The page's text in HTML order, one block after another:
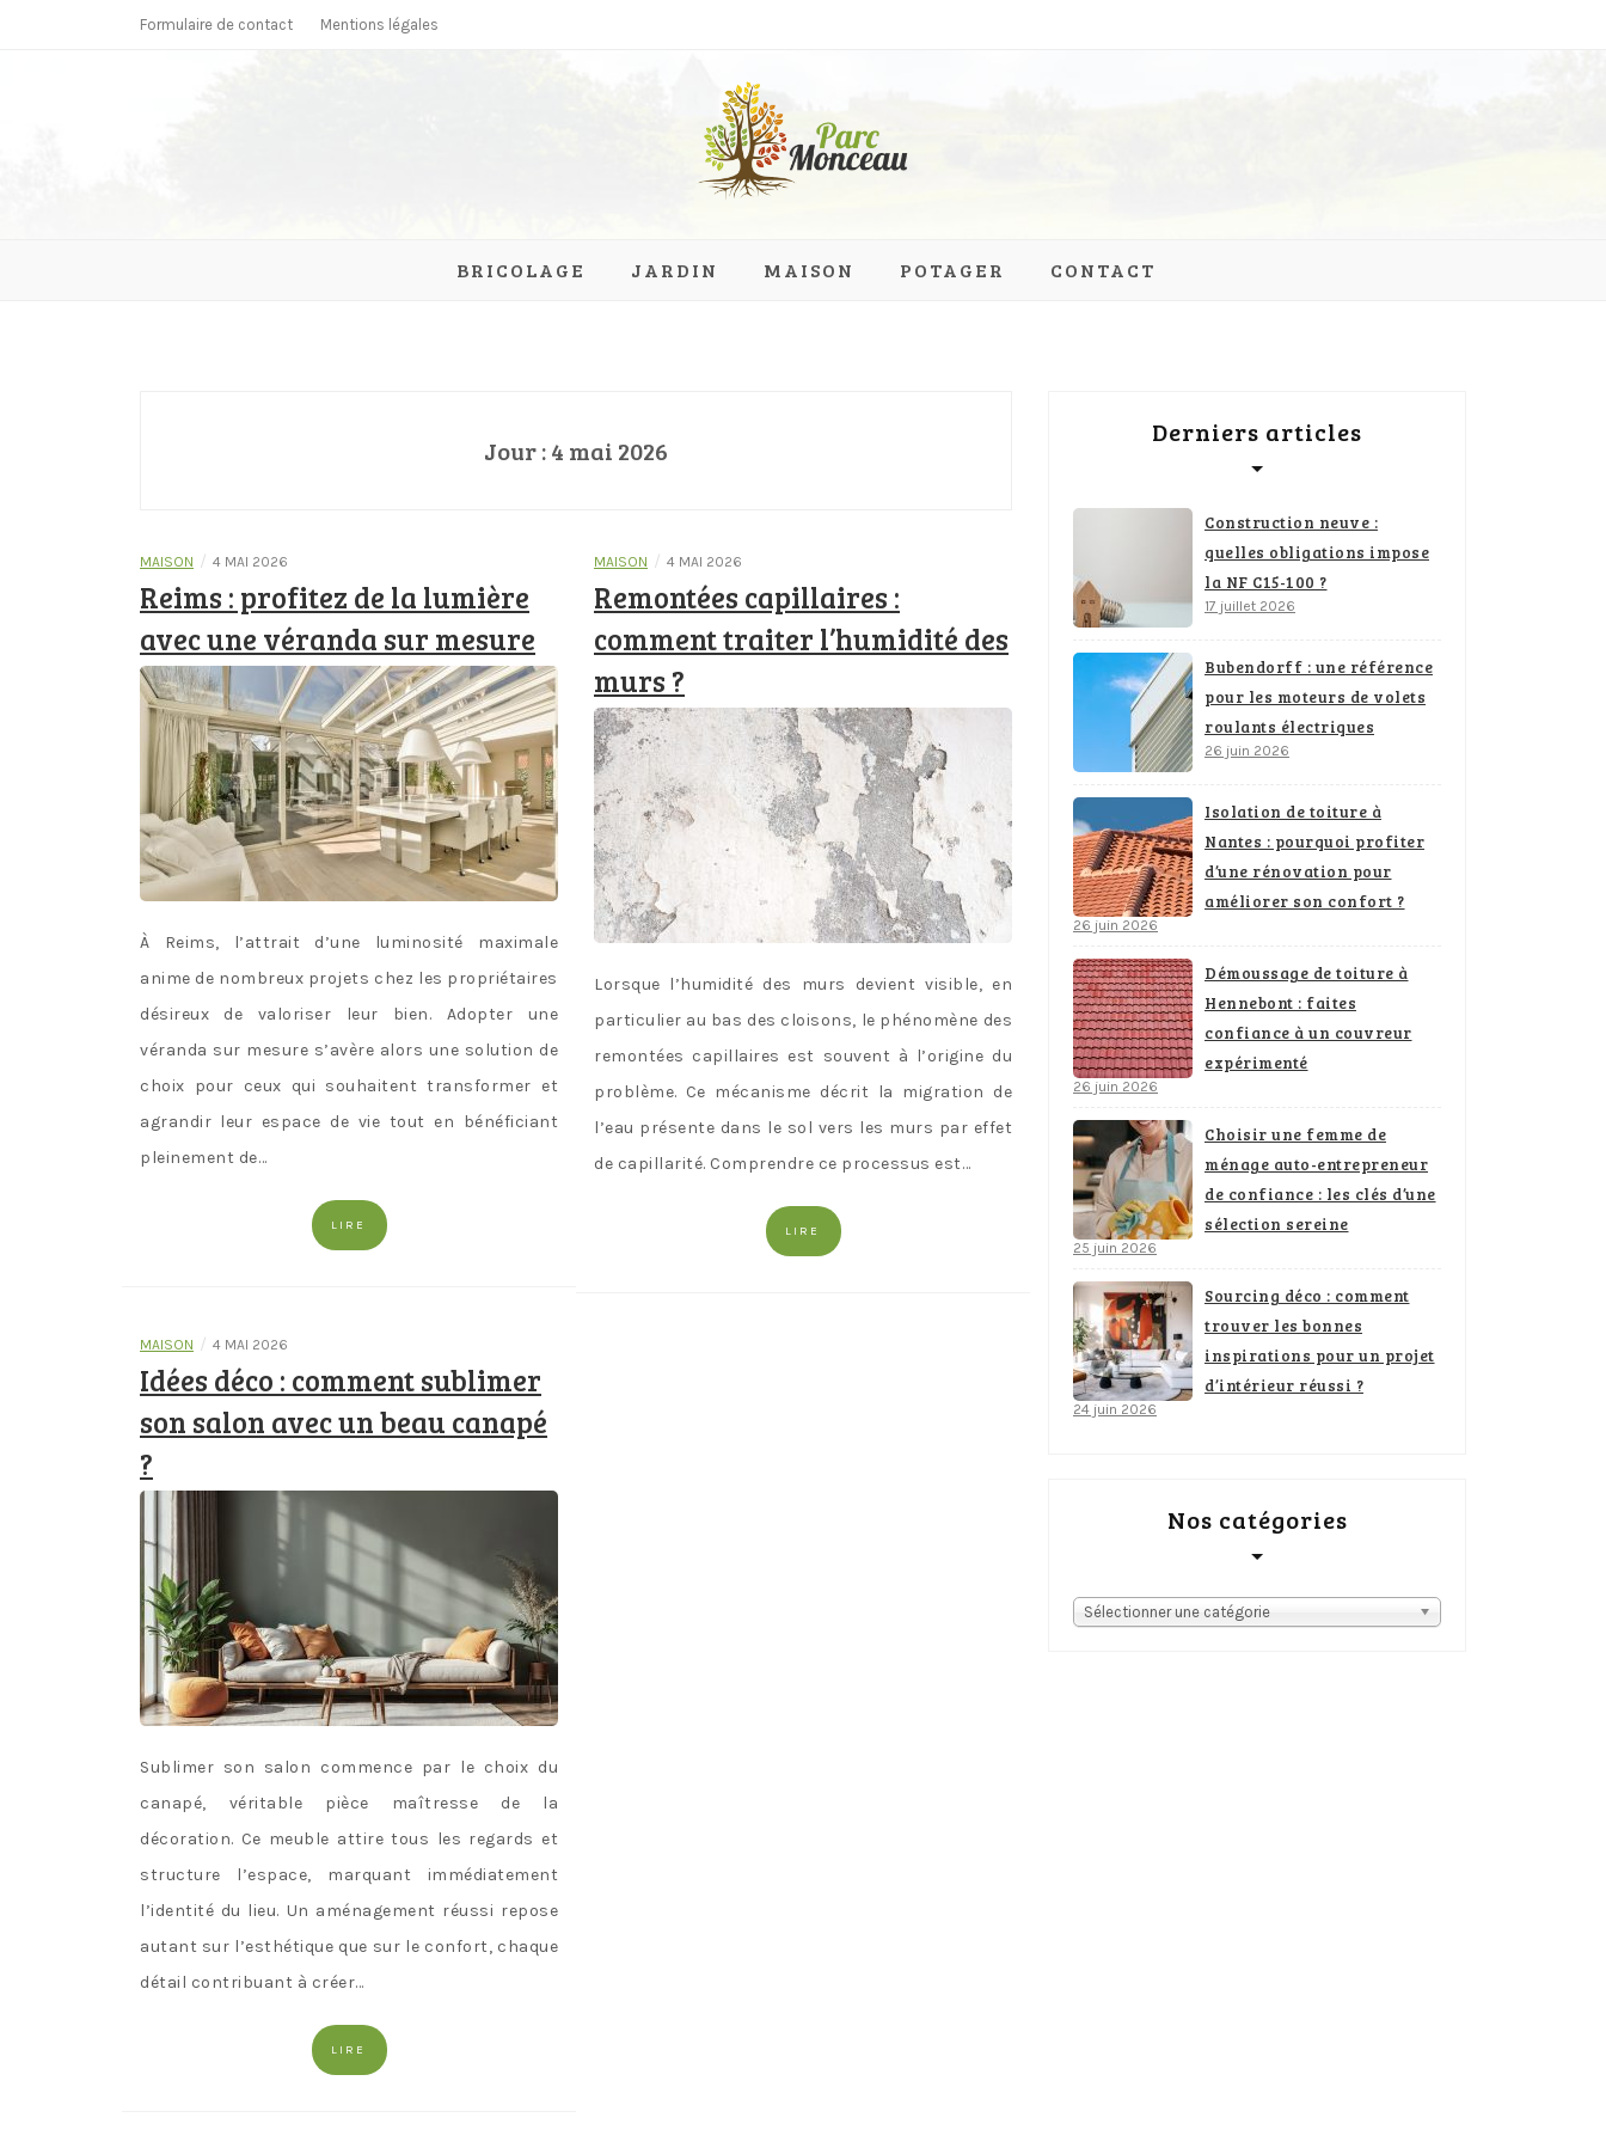
Formulaire de contact Mentions légales
parcmonceau.org
BRICOLAGE JARDIN MAISON POTAGER CONTACT
Jour :4 mai 2026
MAISON / 4 MAI 2026
Reims : profitez de la lumière
avec une véranda sur mesure
À Reims, l’attrait d’une luminosité maximale
anime de nombreux projets chez les propriétaires
désireux de valoriser leur bien. Adopter une
véranda sur mesure s’avère alors une solution de
choix pour ceux qui souhaitent transformer et
agrandir leur espace de vie tout en bénéficiant
pleinement de…
LIRE
MAISON / 4 MAI 2026
Remontées capillaires :
comment traiter l’humidité des
murs ?
Lorsque l’humidité des murs devient visible, en
particulier au bas des cloisons, le phénomène des
remontées capillaires est souvent à l’origine du
problème. Ce mécanisme décrit la migration de
l’eau présente dans le sol vers les murs par effet
de capillarité. Comprendre ce processus est…
LIRE
MAISON / 4 MAI 2026
Idées déco : comment sublimer
son salon avec un beau canapé
?
Sublimer son salon commence par le choix du
canapé, véritable pièce maîtresse de la
décoration. Ce meuble attire tous les regards et
structure l’espace, marquant immédiatement
l’identité du lieu. Un aménagement réussi repose
autant sur l’esthétique que sur le confort, chaque
détail contribuant à créer…
LIRE
Derniers articles
Construction neuve :
quelles obligations impose
la NF C15-100 ?
17 juillet 2026
Bubendorff : une référence
pour les moteurs de volets
roulants électriques
26 juin 2026
Isolation de toiture à
Nantes : pourquoi profiter
d’une rénovation pour
améliorer son confort ?
26 juin 2026
Démoussage de toiture à
Hennebont : faites
confiance à un couvreur
expérimenté
26 juin 2026
Choisir une femme de
ménage auto-entrepreneur
de confiance : les clés d’une
sélection sereine
25 juin 2026
Sourcing déco : comment
trouver les bonnes
inspirations pour un projet
d’intérieur réussi ?
24 juin 2026
Nos catégories
Sélectionner une catégorie